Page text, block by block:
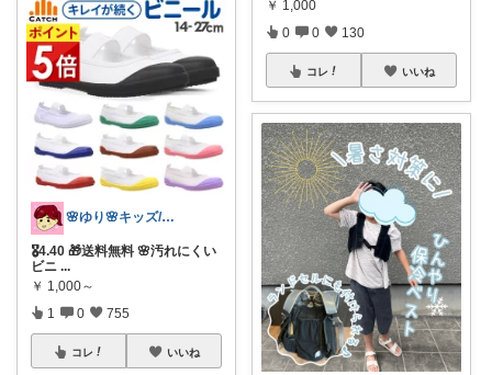
🌸ゆり🌸キッズ/ベビー/スイーツ/猫
🎖️4.40 🎁送料無料 🌸汚れにくい
ビニ ...
￥ 1,000～
1 0 755
コレ いいね
￥ 1,000
0 0 130
コレ いいね